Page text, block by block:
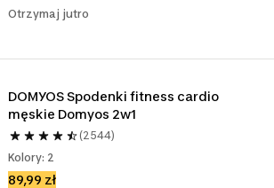
Otrzymaj jutro
DOMYOS Spodenki fitness cardio
męskie Domyos 2w1
(2544)
Kolory: 2
89,99 zł